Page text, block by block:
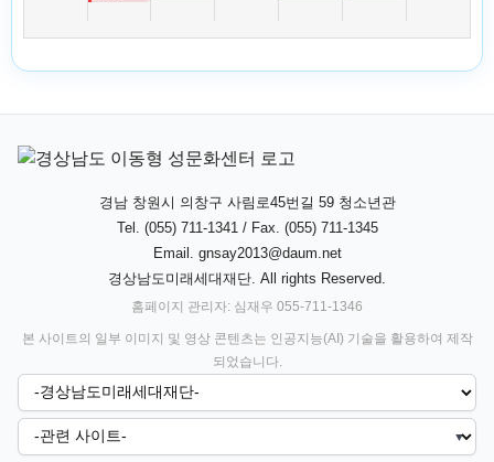
경남 창원시 의창구 사림로45번길 59 청소년관
Tel. (055) 711-1341 / Fax. (055) 711-1345
Email. gnsay2013@daum.net
경상남도미래세대재단. All rights Reserved.
홈페이지 관리자: 심재우 055-711-1346
본 사이트의 일부 이미지 및 영상 콘텐츠는 인공지능(AI) 기술을 활용하여 제작
되었습니다.
▼